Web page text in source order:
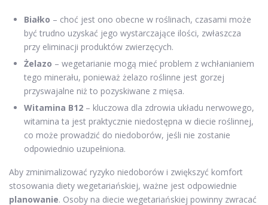
Białko – choć jest ono obecne w roślinach, czasami może
być trudno uzyskać jego wystarczające ilości, zwłaszcza
przy eliminacji produktów zwierzęcych.
Żelazo – wegetarianie mogą mieć problem z wchłanianiem
tego minerału, ponieważ żelazo roślinne jest gorzej
przyswajalne niż to pozyskiwane z mięsa.
Witamina B12 – kluczowa dla zdrowia układu nerwowego,
witamina ta jest praktycznie niedostępna w diecie roślinnej,
co może prowadzić do niedoborów, jeśli nie zostanie
odpowiednio uzupełniona.
Aby zminimalizować ryzyko niedoborów i zwiększyć komfort
stosowania diety wegetariańskiej, ważne jest odpowiednie
planowanie. Osoby na diecie wegetariańskiej powinny zwracać